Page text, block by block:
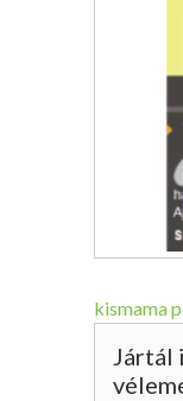
kismama
Jártál